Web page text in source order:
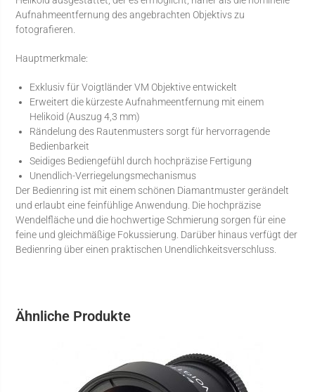
Aufnahmeentfernung des angebrachten Objektivs zu
fotografieren.
Hauptmerkmale:
Exklusiv für Voigtländer VM Objektive entwickelt
Erweitert die kürzeste Aufnahmeentfernung mit einem
Helikoid (Auszug 4,3 mm)
Rändelung des Rautenmusters sorgt für hervorragende
Bedienbarkeit
Seidiges Bediengefühl durch hochpräzise Fertigung
Unendlich-Verriegelungsmechanismus
Der Bedienring ist mit einem schönen Diamantmuster gerändelt
und erlaubt eine feinfühlige Anwendung. Die hochpräzise
Wendelfläche und die hochwertige Schmierung sorgen für eine
feine und gleichmäßige Fokussierung. Darüber hinaus verfügt der
Bedienring über einen praktischen Unendlichkeitsverschluss.
Ähnliche Produkte